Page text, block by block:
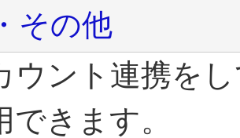
その他
ウント連携を
できます。